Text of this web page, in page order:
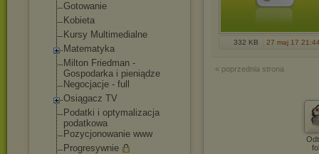
Gotowanie
Kobieta
Kursy Multimedialne
Matematyka
Milton Friedman -
Gospodarka i pieniądze
Negocjacje - full
Osiągacz TV
Podatki i optymalizacja
podatkowa
Pozycjonowanie www
Progresywnie
332 KB 27 maj 17
« poprzednia strona